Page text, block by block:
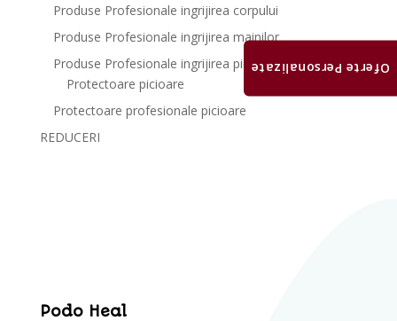
Produse Profesionale ingrijirea corpului
Produse Profesionale ingrijirea mainilor
Produse Profesionale ingrijirea picioarelor
Protectoare picioare
Protectoare profesionale picioare
REDUCERI
Podo Heal
Oferte Personalizate